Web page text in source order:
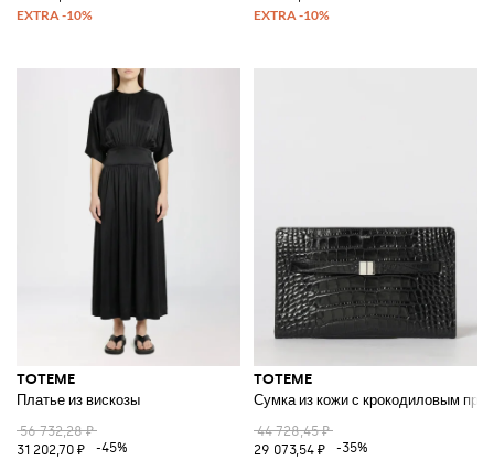
TOTEME
Платье из вискозы
56 732,28 ₽
31 202,70 ₽
-45%
TOTEME
Сумка из кожи с крокодиловым
44 728,45 ₽
29 073,54 ₽
-35%